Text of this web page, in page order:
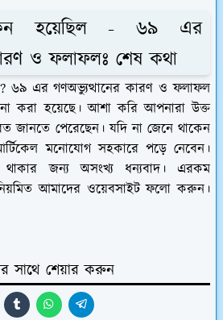
হয়েছিল - ৬৯ এর
ও ফলাফলঃ শেষ কথা
৬৯ এর গণঅভ্যুত্থানের কারণ ও ফলাফল
করা হয়েছে। আশা করি আপনারা উক্ত
জানতে পেরেছেন। যদি না জেনে থাকেন
মনোযোগ সহকারে পড়ে নেবেন।
জন্য অসংখ্য ধন্যবাদ। এরকম
আমাদের ওয়েবসাইট ফলো করুন।
সাথে শেয়ার করুন